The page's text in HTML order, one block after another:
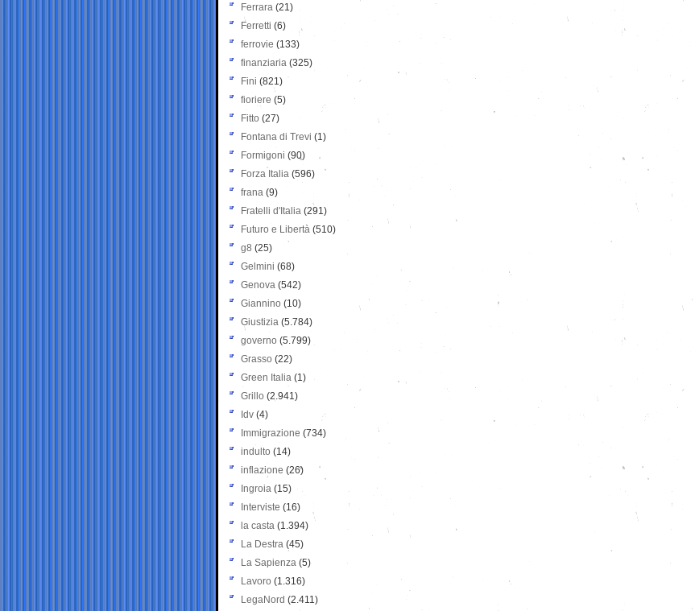
Ferrara (21)
Ferretti (6)
ferrovie (133)
finanziaria (325)
Fini (821)
fioriere (5)
Fitto (27)
Fontana di Trevi (1)
Formigoni (90)
Forza Italia (596)
frana (9)
Fratelli d'Italia (291)
Futuro e Libertà (510)
g8 (25)
Gelmini (68)
Genova (542)
Giannino (10)
Giustizia (5.784)
governo (5.799)
Grasso (22)
Green Italia (1)
Grillo (2.941)
Idv (4)
Immigrazione (734)
indulto (14)
inflazione (26)
Ingroia (15)
Interviste (16)
la casta (1.394)
La Destra (45)
La Sapienza (5)
Lavoro (1.316)
LegaNord (2.411)